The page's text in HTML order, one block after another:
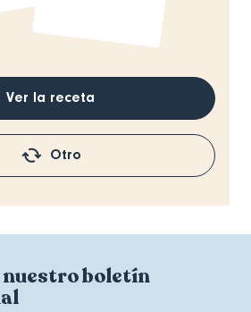
Ver la receta
Otro
nuestro boletín